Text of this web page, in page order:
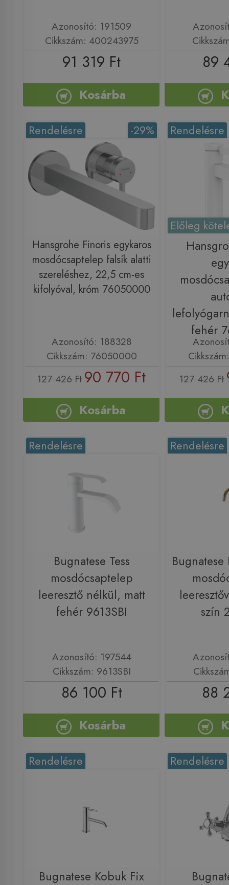
Azonosító: 191509
Cikkszám: 400243975
91 319 Ft
Kosárba
89
-29%
Rendelésre
Hansgrohe Finoris egykaros
mosdócsaptelep falsík alatti
szereléshez, 22,5 cm-es
kifolyóval, króm 76050000
Azonosító: 188328
Cikkszám: 76050000
127 426 Ft 90 770 Ft
Kosárba
Rendelésre
Előleg
fehér
127 426 Ft
Rendelésre
Bugnatese Tess
mosdócsaptelep
leeresztő nélkül, matt
fehér 9613SBI
Azonosító: 197544
Cikkszám: 9613SBI
86 100 Ft
Kosárba
Rendelésre
Bugnatese
szín
88
Rendelésre
Bugnatese Kobuk Fix
Rendelésre